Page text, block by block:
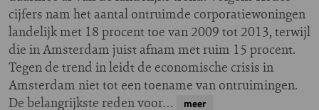
cijfers nam het aantal ontruimde corporatiewoningen
landelijk met 18 procent toe van 2009 tot 2013, terwijl
die in Amsterdam juist afnam met ruim 15 procent.
Tegen de trend in leidt de economische crisis in
Amsterdam niet tot een toename van ontruimingen.
De belangrijkste reden voor…
meer